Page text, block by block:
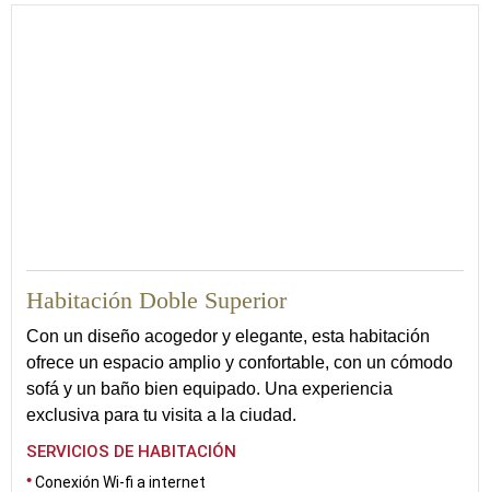
Habitación Doble Superior
Con un diseño acogedor y elegante, esta habitación
ofrece un espacio amplio y confortable, con un cómodo
sofá y un baño bien equipado. Una experiencia
exclusiva para tu visita a la ciudad.
SERVICIOS DE HABITACIÓN
Conexión Wi-fi a internet